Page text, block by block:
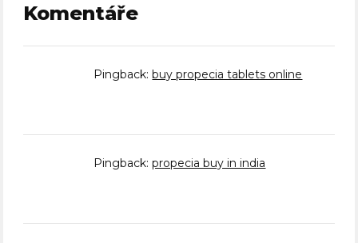
Komentáře
Pingback:buy propecia tablets online
Pingback:propecia buy in india